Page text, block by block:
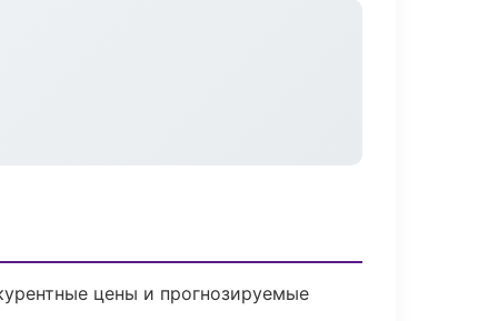
цены и прогнозируемые